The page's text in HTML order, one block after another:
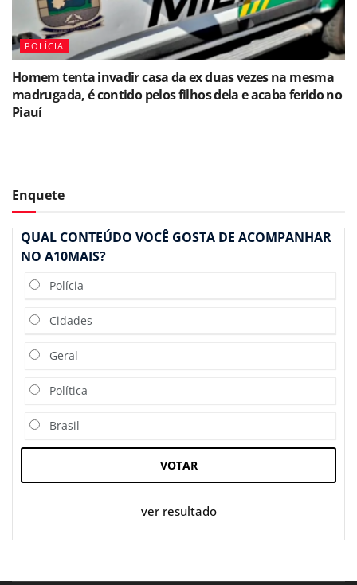
POLÍCIA
Homem tenta invadir casa da ex duas vezes na mesma
madrugada, é contido pelos filhos dela e acaba ferido no
Piauí
Enquete
QUAL CONTEÚDO VOCÊ GOSTA DE ACOMPANHAR
NO A10MAIS?
Polícia
Cidades
Geral
Política
Brasil
VOTAR
ver resultado